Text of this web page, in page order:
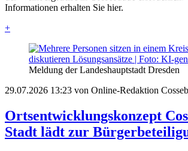
Informationen erhalten Sie hier.
+
Meldung der Landeshauptstadt Dresden
29.07.2026 13:23 von Online-Redaktion
Ortsentwicklungskonzept
Stadt lädt zur